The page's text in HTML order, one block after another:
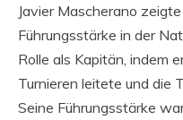
Javier Mascherano
Führungsstärke in der
Rolle als Kapitän, indem
Turnieren leitete und die
Seine Führungsstärke